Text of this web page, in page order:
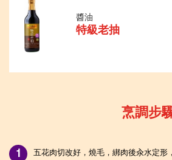
醬油
特級老抽
烹調步
五花肉切改好 ，燒毛，綁肉後汆水定形